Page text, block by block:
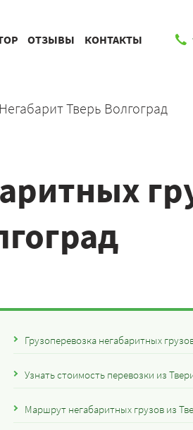
ОТЗЫВЫ КОНТАКТЫ
Негабарит Тверь Волгоград
Грузоперевозка негабаритных
Узнать стоимость перевозки из
Маршрут негабаритных грузов из